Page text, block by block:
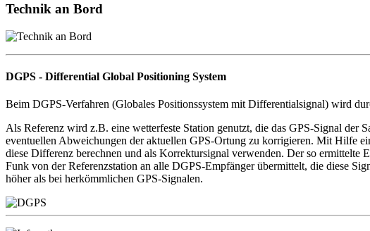
Technik an Bord
DGPS - Differential Global Positioning System
Beim DGPS-Verfahren (Globales Positionssystem mit Differentialsignal) wird
Als Referenz wird z.B. eine wetterfeste Station genutzt, die das GPS-Signal der
eventuellen Abweichungen der aktuellen GPS-Ortung zu korrigieren. Mit Hilfe
diese Differenz berechnen und als Korrektursignal verwenden. Der so
Funk von der Referenzstation an alle DGPS-Empfänger übermittelt, die diese
höher als bei herkömmlichen GPS-Signalen.